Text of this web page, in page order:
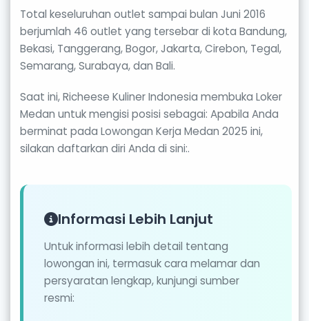
Total keseluruhan outlet sampai bulan Juni 2016
berjumlah 46 outlet yang tersebar di kota Bandung,
Bekasi, Tanggerang, Bogor, Jakarta, Cirebon, Tegal,
Semarang, Surabaya, dan Bali.
Saat ini, Richeese Kuliner Indonesia membuka Loker
Medan untuk mengisi posisi sebagai: Apabila Anda
berminat pada Lowongan Kerja Medan 2025 ini,
silakan daftarkan diri Anda di sini:.
Informasi Lebih Lanjut
Untuk informasi lebih detail tentang
lowongan ini, termasuk cara melamar dan
persyaratan lengkap, kunjungi sumber
resmi: